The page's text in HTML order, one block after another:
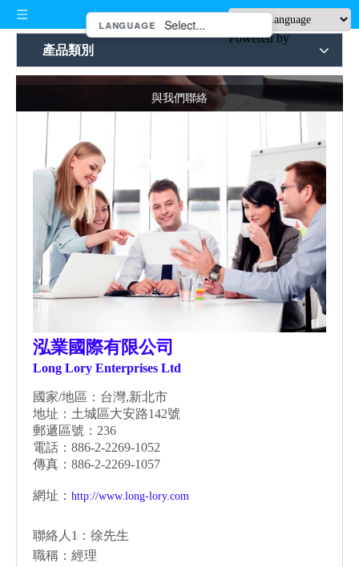
Powered by
產品類別
與我們聯絡
泓業國際有限公司
Long Lory Enterprises Ltd
國家/地區：台灣,新北市
地址：土城區大安路142號
郵遞區號：236
電話：886-2-2269-1052
傳真：886-2-2269-1057
網址： http://www.long-lory.com
聯絡人1：徐先生
職稱：經理
LANGUAGE